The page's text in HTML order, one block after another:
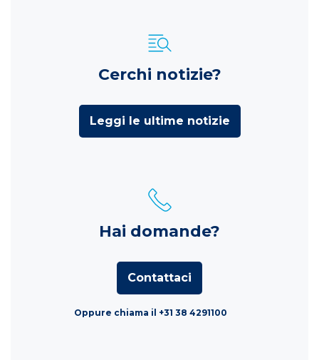
Cerchi notizie?
Leggi le ultime notizie
Hai domande?
Contattaci
Oppure chiama il +31 38 4291100